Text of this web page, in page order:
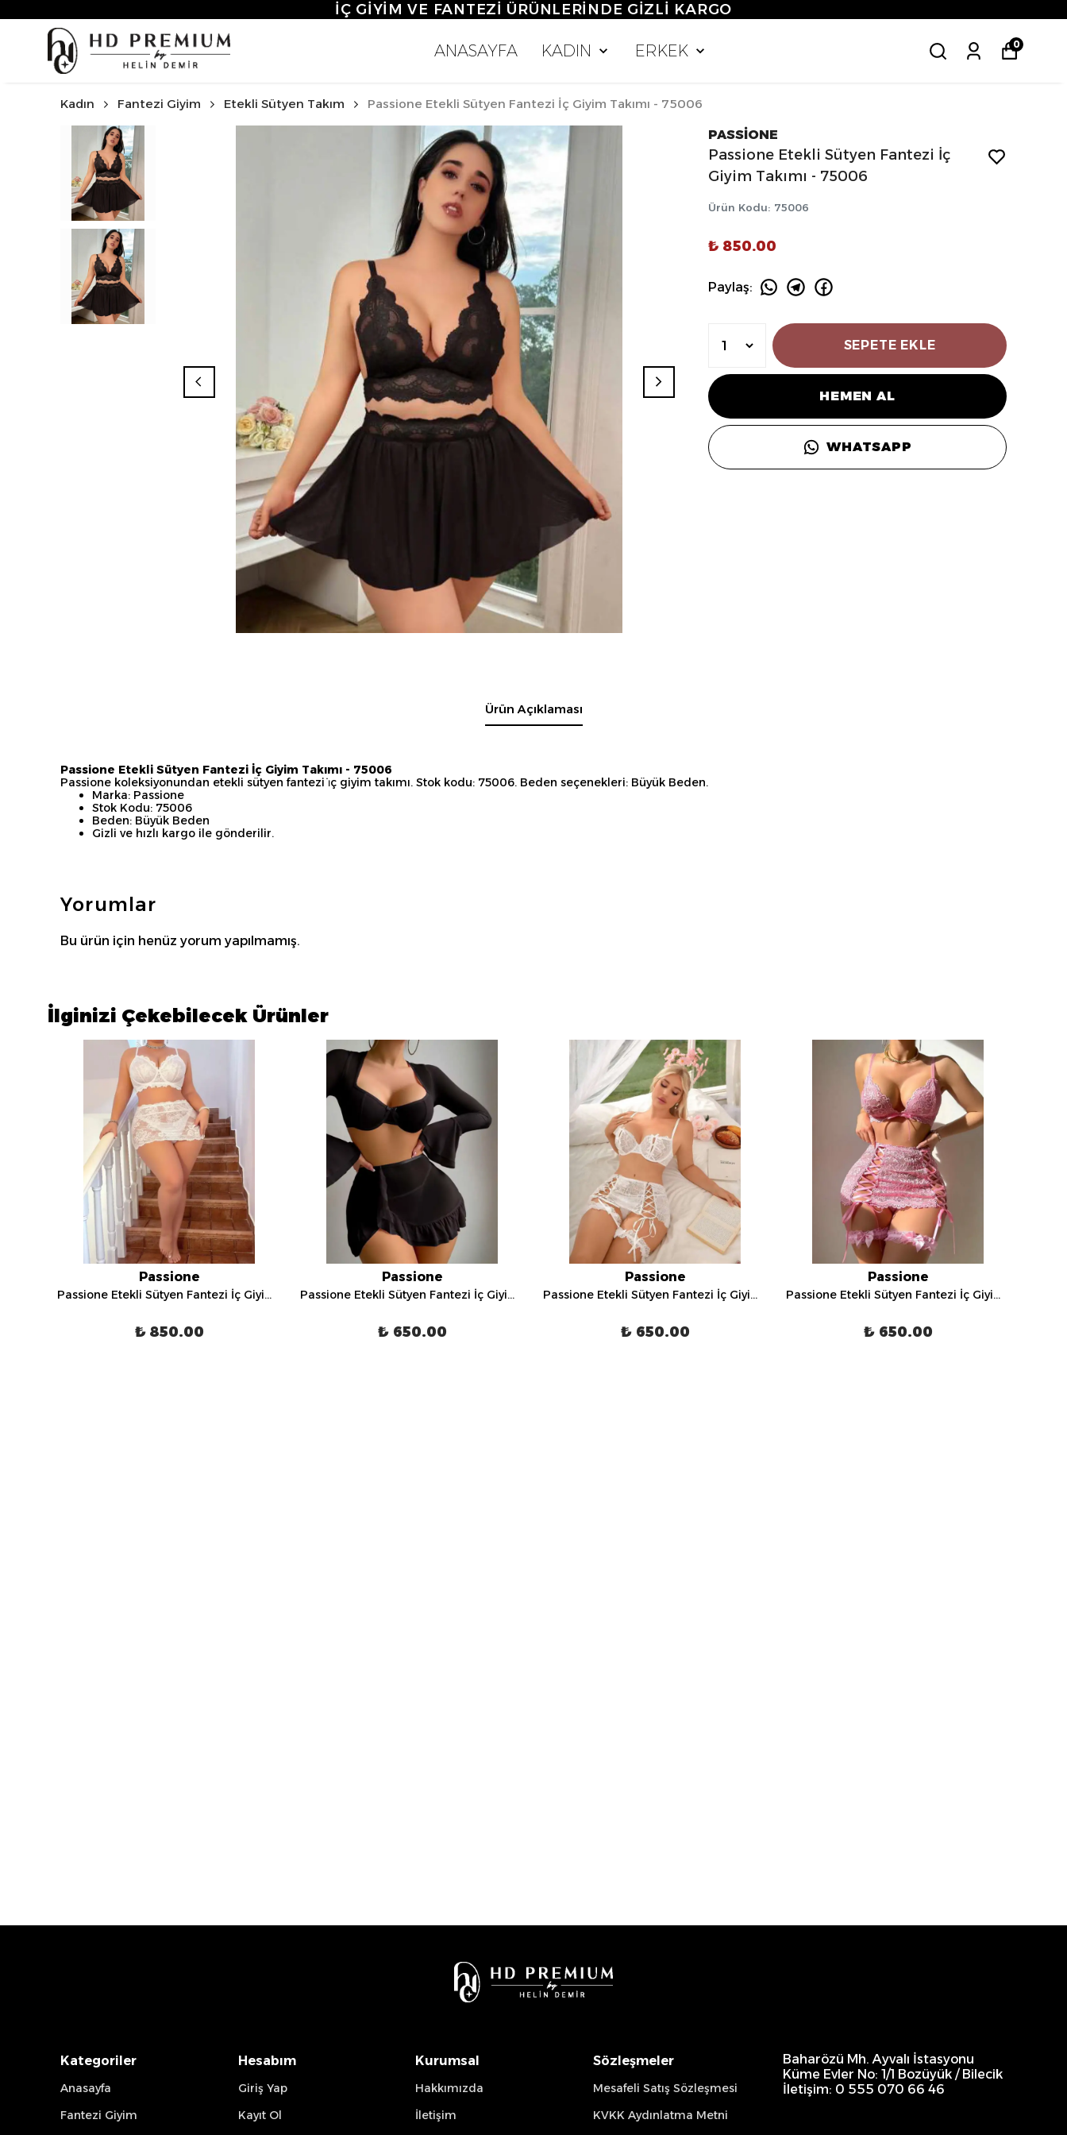
3.500 TL ÜZERİ ALIŞVERİŞLERDE KARGO ÜCRETSİZ
ANASAYFA KADIN ERKEK 0
Kadın Fantezi Giyim Etekli Sütyen Takım Passione Etekli Sütyen Fantezi İç Giyim Takımı - 75006
PASSİONE
Passione Etekli Sütyen Fantezi İç
Giyim Takımı - 75006
Ürün Kodu: 75006
₺ 850.00
Paylaş:
SEPETE EKLE
HEMEN AL
WHATSAPP
Ürün Açıklaması
Passione Etekli Sütyen Fantezi İç Giyim Takımı - 75006
Passione koleksiyonundan etekli sütyen fantezi i̇ç giyim takımı. Stok kodu: 75006. Beden seçenekleri: Büyük Beden.
Marka: Passione
Stok Kodu: 75006
Beden: Büyük Beden
Gizli ve hızlı kargo ile gönderilir.
Yorumlar
Bu ürün için henüz yorum yapılmamış.
İlginizi Çekebilecek Ürünler
Passione
Passione Etekli Sütyen Fantezi İç Giyim Takımı - 75000
₺ 850.00
Passione
Passione Etekli Sütyen Fantezi İç Giyim Takımı - 70024
₺ 650.00
Passione
Passione Etekli Sütyen Fantezi İç Giyim Takımı - 70026
₺ 650.00
Passione
Passione Etekli Sütyen Fantezi İç Giyim Takımı - 70029
₺ 650.00
Kategoriler
Anasayfa
Fantezi Giyim
Hesabım
Giriş Yap
Kayıt Ol
Kurumsal
Hakkımızda
İletişim
Sözleşmeler
Mesafeli Satış Sözleşmesi
KVKK Aydınlatma Metni
Baharözü Mh. Ayvalı İstasyonu
Küme Evler No: 1/1 Bozüyük / Bilecik
İletişim: 0 555 070 66 46